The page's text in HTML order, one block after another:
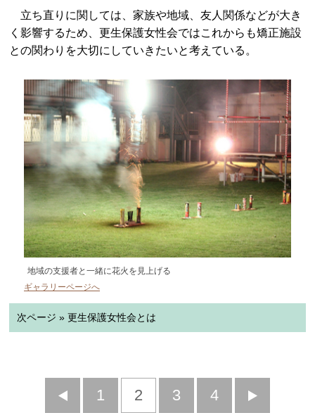
立ち直りに関しては、家族や地域、友人関係などが大き
く影響するため、更生保護女性会ではこれからも矯正施設
との関わりを大切にしていきたいと考えている。
地域の支援者と一緒に花火を見上げる
ギャラリーページへ
次ページ » 更生保護女性会とは
前
1 2 3 4